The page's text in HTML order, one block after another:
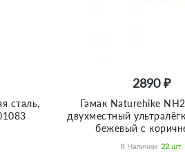
сталь,
2890 ₽
Гамак Naturehike
двухместный
бежевый с
В Наличии: 22 Шт.